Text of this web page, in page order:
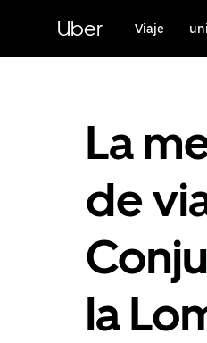
contenido
principal
Uber Viaje
La
de
la